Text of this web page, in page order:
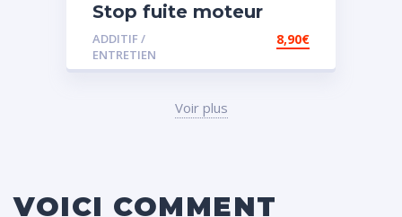
Stop fuite moteur
ADDITIF /
ENTRETIEN
8,90€
Voir plus
VOICI COMMENT